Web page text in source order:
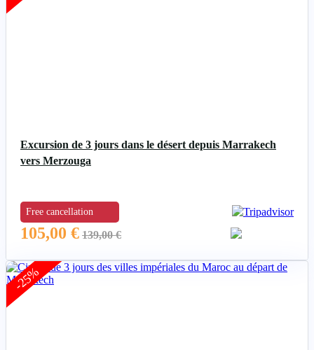
Excursion de 3 jours dans le désert depuis Marrakech
vers Merzouga
Free cancellation
105,00 € 139,00€
-25%